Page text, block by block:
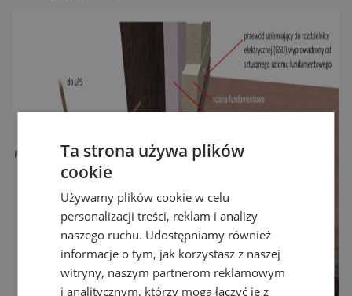
Ta strona używa plików
cookie
Używamy plików cookie w celu
personalizacji treści, reklam i analizy
naszego ruchu. Udostępniamy również
informacje o tym, jak korzystasz z naszej
witryny, naszym partnerom reklamowym
i analitycznym, którzy mogą łączyć je z